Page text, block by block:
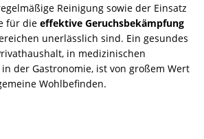
Reinigung sowie der Einsatz
für die effektive Geruchsbekämpfung
unerlässlich sind. Ein gesundes
in medizinischen
der Gastronomie, ist von großem Wert
Wohlbefinden.